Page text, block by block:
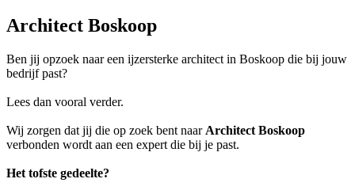
Architect Boskoop
Ben jij opzoek naar een ijzersterke architect in Boskoop die bij jouw
bedrijf past?
Lees dan vooral verder.
Wij zorgen dat jij die op zoek bent naar Architect Boskoop
verbonden wordt aan een expert die bij je past.
Het tofste gedeelte?